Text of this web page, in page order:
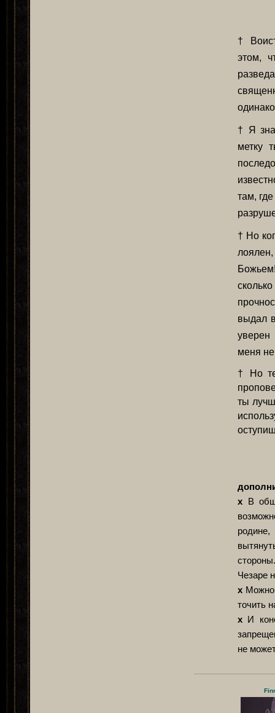
†
этом,
† Я
метку
там,
† Но
выдал
уверен
меня
† Но
ты
х В
Чезаре
х
точить
х И
не